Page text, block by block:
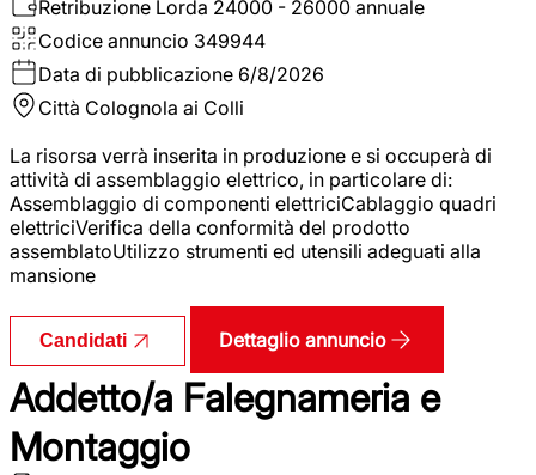
Retribuzione Lorda 24000 - 26000 annuale
Codice annuncio 349944
Data di pubblicazione 6/8/2026
Città Colognola ai Colli
La risorsa verrà inserita in produzione e si occuperà di
attività di assemblaggio elettrico, in particolare di:
Assemblaggio di componenti elettriciCablaggio quadri
elettriciVerifica della conformità del prodotto
assemblatoUtilizzo strumenti ed utensili adeguati alla
mansione
Candidati Dettaglio annuncio
Addetto/a Falegnameria e
Montaggio